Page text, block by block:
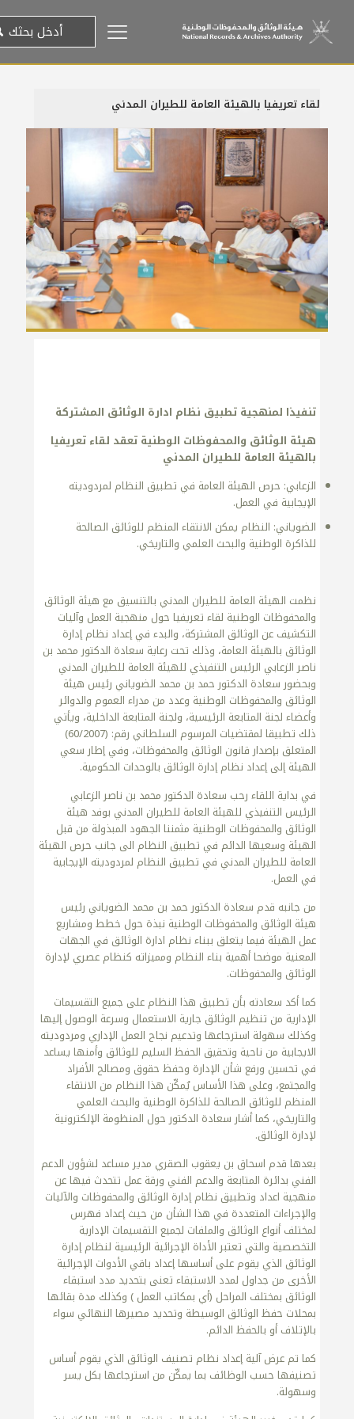
لقاء تعريفيا بالهيئة العامة للطيران المدني
2 يوليو، 2014
تنفيذا لمنهجية تطبيق نظام ادارة الوثائق المشتركة
هيئة الوثائق والمحفوظات الوطنية تعقد لقاء تعريفيا
بالهيئة العامة للطيران المدني
الزعابي: حرص الهيئة العامة في تطبيق النظام لمردوديته
الإيجابية في العمل.
الضوياني: النظام يمكن الانتقاء المنظم للوثائق الصالحة
للذاكرة الوطنية والبحث العلمي والتاريخي.
نظمت الهيئة العامة للطيران المدني بالتنسيق مع هيئة الوثائق
والمحفوظات الوطنية لقاء تعريفيا حول منهجية العمل وآليات
التكشيف عن الوثائق المشتركة، والبدء في إعداد نظام إدارة
الوثائق بالهيئة العامة، وذلك تحت رعاية سعادة الدكتور محمد بن
ناصر الزعابي الرئيس التنفيذي للهيئة العامة للطيران المدني
وبحضور سعادة الدكتور حمد بن محمد الضوياني رئيس هيئة
الوثائق والمحفوظات الوطنية وعدد من مدراء العموم والدوائر
وأعضاء لجنة المتابعة الرئيسية، ولجنة المتابعة الداخلية، ويأتي
ذلك تطبيقا لمقتضيات المرسوم السلطاني رقم: (60/2007)
المتعلق بإصدار قانون الوثائق والمحفوظات، وفي إطار سعي
الهيئة إلى إعداد نظام إدارة الوثائق بالوحدات الحكومية.
في بداية اللقاء رحب سعادة الدكتور محمد بن ناصر الزعابي
الرئيس التنفيذي للهيئة العامة للطيران المدني بوفد هيئة
الوثائق والمحفوظات الوطنية مثمننا الجهود المبذولة من قبل
الهيئة وسعيها الدائم في تطبيق النظام الى جانب حرص الهيئة
العامة للطيران المدني في تطبيق النظام لمردوديته الإيجابية
في العمل.
من جانبه قدم سعادة الدكتور حمد بن محمد الضوياني رئيس
هيئة الوثائق والمحفوظات الوطنية نبذة حول خطط ومشاريع
عمل الهيئة فيما يتعلق ببناء نظام ادارة الوثائق في الجهات
المعنية موضحا أهمية بناء النظام ومميزاته كنظام عصري لإدارة
الوثائق والمحفوظات.
كما أكد سعادته بأن تطبيق هذا النظام على جميع التقسيمات
الإدارية من تنظيم الوثائق جارية الاستعمال وسرعة الوصول إليها
وكذلك سهولة استرجاعها وتدعيم نجاح العمل الإداري ومردوديته
الايجابية من ناحية وتحقيق الحفظ السليم للوثائق وأمنها يساعد
في تحسين ورفع شأن الإدارة وحفظ حقوق ومصالح الأفراد
والمجتمع، وعلى هذا الأساس يُمكّن هذا النظام من الانتقاء
المنظم للوثائق الصالحة للذاكرة الوطنية والبحث العلمي
والتاريخي، كما أشار سعادة الدكتور حول المنظومة الإلكترونية
لإدارة الوثائق.
بعدها قدم اسحاق بن يعقوب الصقري مدير مساعد لشؤون الدعم
الفني بدائرة المتابعة والدعم الفني ورقة عمل تتحدث فيها عن
منهجية اعداد وتطبيق نظام إدارة الوثائق والمحفوظات والآليات
والإجراءات المتعددة في هذا الشأن من حيث إعداد فهرس
لمختلف أنواع الوثائق والملفات لجميع التقسيمات الإدارية
التخصصية والتي تعتبر الأداة الإجرائية الرئيسية لنظام إدارة
الوثائق الذي يقوم على أساسها إعداد باقي الأدوات الإجرائية
الأخرى من جداول لمدد الاستبقاء تعنى بتحديد مدد استبقاء
الوثائق بمختلف المراحل (أي بمكاتب العمل ) وكذلك مدة بقائها
بمحلات حفظ الوثائق الوسيطة وتحديد مصيرها النهائي سواء
بالإتلاف أو بالحفظ الدائم.
كما تم عرض آلية إعداد نظام تصنيف الوثائق الذي يقوم أساس
تصنيفها حسب الوظائف بما يمكّن من استرجاعها بكل يسر
وسهولة.